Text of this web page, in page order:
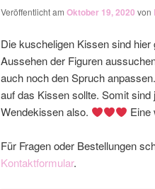
Veröffentlicht am Oktober 19, 2020 von
Die kuscheligen Kissen sind
Aussehen der Figuren
auch noch den Spruch
auf das Kissen sollte. Somit
Wendekissen also.
Eine
Für Fragen oder Bestellungen
Kontaktformular.